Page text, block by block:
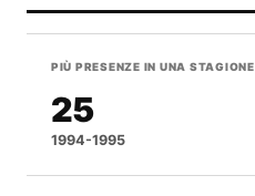
PIÙ PRESENZE IN UNA STAGIONE
25
1994-1995